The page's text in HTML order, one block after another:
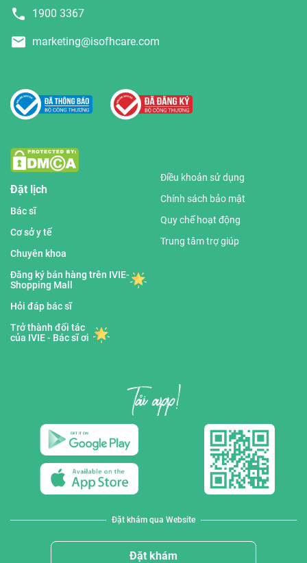
1900 3367
marketing@isofhcare.com
Đặt lịch
Bác sĩ
Cơ sở y tế
Chuyên khoa
Đăng ký bán hàng trên IVIE-
Shopping Mall
Hỏi đáp bác sĩ
Trở thành đối tác
của IVIE - Bác sĩ ơi
Điều khoản sử dụng
Chính sách bảo mật
Quy chế hoạt động
Trung tâm trợ giúp
Đặt khám qua Website
Đặt khám